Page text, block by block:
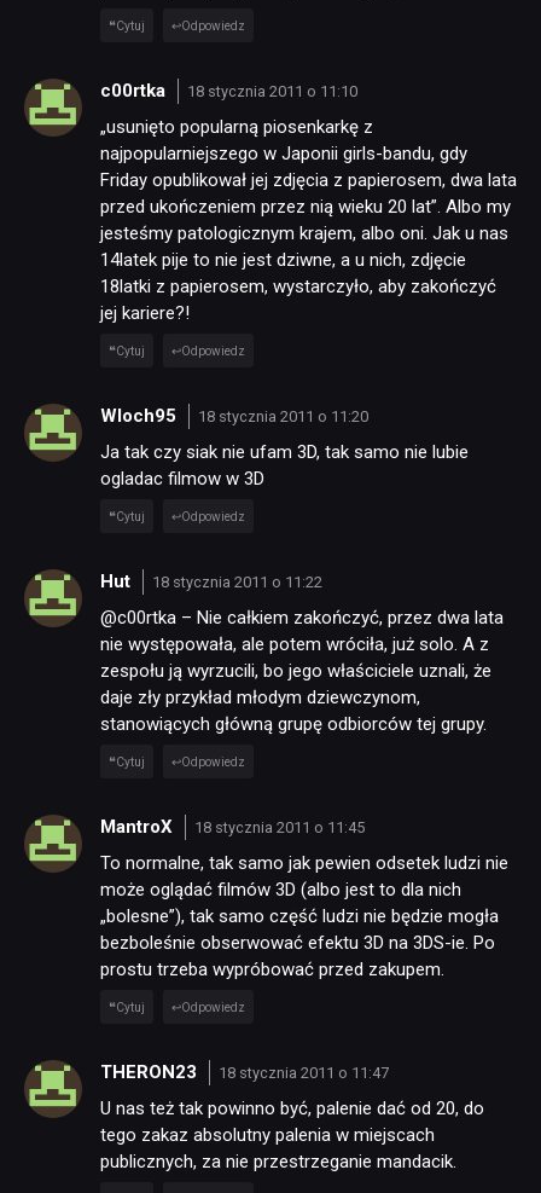
DYSKUSJE
JUŻ GRALIŚMY
SKLEP
Cytuj Odpowiedz
c00rtka 18 stycznia 2011 o 11:10
„usunięto popularną piosenkarkę z
najpopularniejszego w Japonii girls-bandu, gdy
Friday opublikował jej zdjęcia z papierosem, dwa lata
przed ukończeniem przez nią wieku 20 lat”. Albo my
jesteśmy patologicznym krajem, albo oni. Jak u nas
14latek pije to nie jest dziwne, a u nich, zdjęcie
18latki z papierosem, wystarczyło, aby zakończyć
jej kariere?!
Cytuj Odpowiedz
Wloch95 18 stycznia 2011 o 11:20
Ja tak czy siak nie ufam 3D, tak samo nie lubie
ogladac filmow w 3D
Cytuj Odpowiedz
Hut 18 stycznia 2011 o 11:22
@c00rtka – Nie całkiem zakończyć, przez dwa lata
nie występowała, ale potem wróciła, już solo. A z
zespołu ją wyrzucili, bo jego właściciele uznali, że
daje zły przykład młodym dziewczynom,
stanowiących główną grupę odbiorców tej grupy.
Cytuj Odpowiedz
MantroX 18 stycznia 2011 o 11:45
To normalne, tak samo jak pewien odsetek ludzi nie
może oglądać filmów 3D (albo jest to dla nich
„bolesne”), tak samo część ludzi nie będzie mogła
bezboleśnie obserwować efektu 3D na 3DS-ie. Po
prostu trzeba wypróbować przed zakupem.
Cytuj Odpowiedz
THERON23 18 stycznia 2011 o 11:47
U nas też tak powinno być, palenie dać od 20, do
tego zakaz absolutny palenia w miejscach
publicznych, za nie przestrzeganie mandacik.